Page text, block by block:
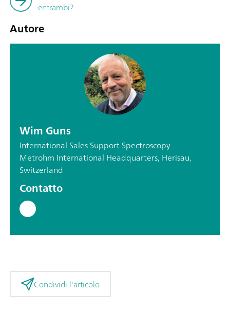
entrambi?
Autore
Wim Guns
International Sales Support Spectroscopy
Metrohm International Headquarters, Herisau,
Switzerland
Contatto
Condividi l'articolo